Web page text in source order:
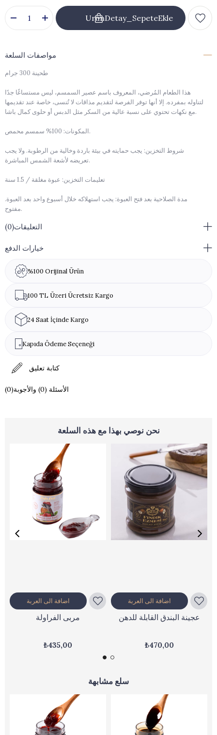
مواصفات السلعة
طحينة 300 جرام
هذا الطعام المُرضي، المعروف باسم عصير السمسم، ليس مستساغًا جدًا
لتناوله بمفرده. إلا أنها توفر الفرصة لتقديم مذاقات لا تُنسى، خاصة عند تقديمها
مع نكهات تحتوي على نسبة عالية من السكر مثل الدبس أو حلوى كمال باشا.
المكونات: 100% سمسم محمص.
شروط التخزين: يجب حمايته في بيئة باردة وخالية من الرطوبة. ولا يجب
تعريضه لأشعة الشمس المباشرة.
تعليمات التخزين: عبوة مغلقة / 1.5 سنة
مدة الصلاحية بعد فتح العبوة: يجب استهلاكه خلال أسبوع واحد بعد العبوة.
مفتوح.
656,17
التعليقات(0)
خيارات الدفع
%100 Orijinal Ürün
100 TL Üzeri Ücretsiz Kargo
24 Saat İçinde Kargo
Kapıda Ödeme Seçeneği
كتابة تعليق
(0)الأسئلة (0) والأجوبة
نحن نوصي بهذا مع هذه السلعة
مربى الفراولة
₺435,00
اضافة الى العربة
عجينة البندق القابلة للدهن
₺470,00
اضافة الى العربة
سلع مشابهة